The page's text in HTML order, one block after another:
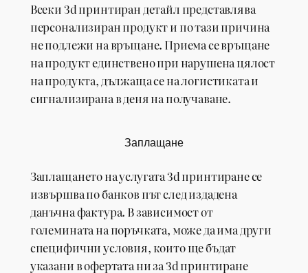
Всеки 3d принтиран детайл представлява
персонализиран продукт и по тази причина
не подлежи на връщане. Приема се връщане
на продукт единствено при нарушена цялост
на продукта, дължаща се на логистиката и
сигнализирана в деня на получаване.
Заплащане
Заплащането на услугата 3d принтиране се
извършва по банков път след издадена
данъчна фактура. В зависимост от
големината на поръчката, може да има други
специфични условия, които ще бъдат
указани в офертата ни за 3d принтиране